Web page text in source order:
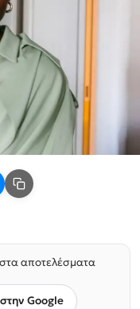
αποτελέσματα
Google